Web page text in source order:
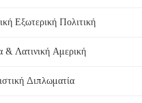
Εξωτερική Πολιτική
& Λατινική Αμερική
Διπλωματία